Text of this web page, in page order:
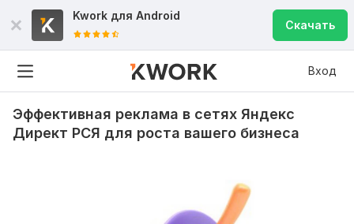
Kwork для Android
Скачать
Вход
Эффективная реклама в сетях Яндекс
Директ РСЯ для роста вашего бизнеса